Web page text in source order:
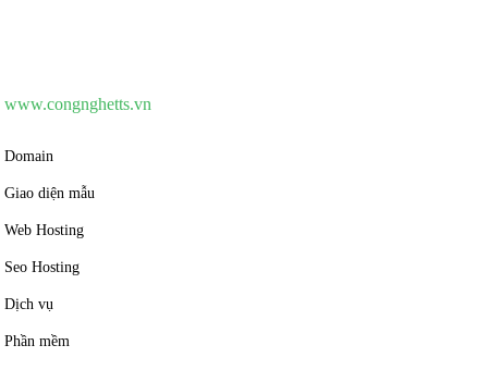
www.congnghetts.vn
Domain
Giao diện mẫu
Web Hosting
Seo Hosting
Dịch vụ
Phần mềm